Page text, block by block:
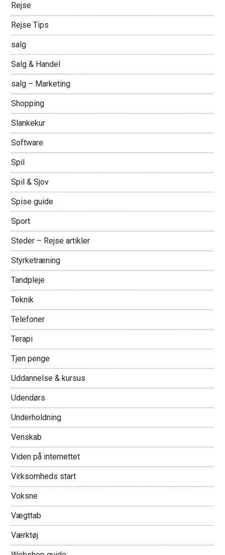
Rejse
Rejse Tips
salg
Salg & Handel
salg – Marketing
Shopping
Slankekur
Software
Spil
Spil & Sjov
Spise guide
Sport
Steder – Rejse artikler
Styrketræning
Tandpleje
Teknik
Telefoner
Terapi
Tjen penge
Uddannelse & kursus
Udendørs
Underholdning
Venskab
Viden på internettet
Virksomheds start
Voksne
Vægttab
Værktøj